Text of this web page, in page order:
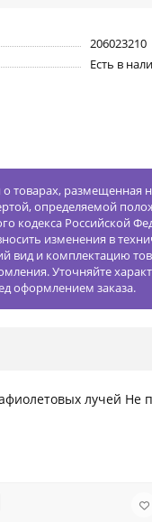
206023210
Есть в
товарах, размещенная
определяемой
кодекса Российской
изменения в
вид и комплектацию
Уточняйте
оформлением заказа.
лучей